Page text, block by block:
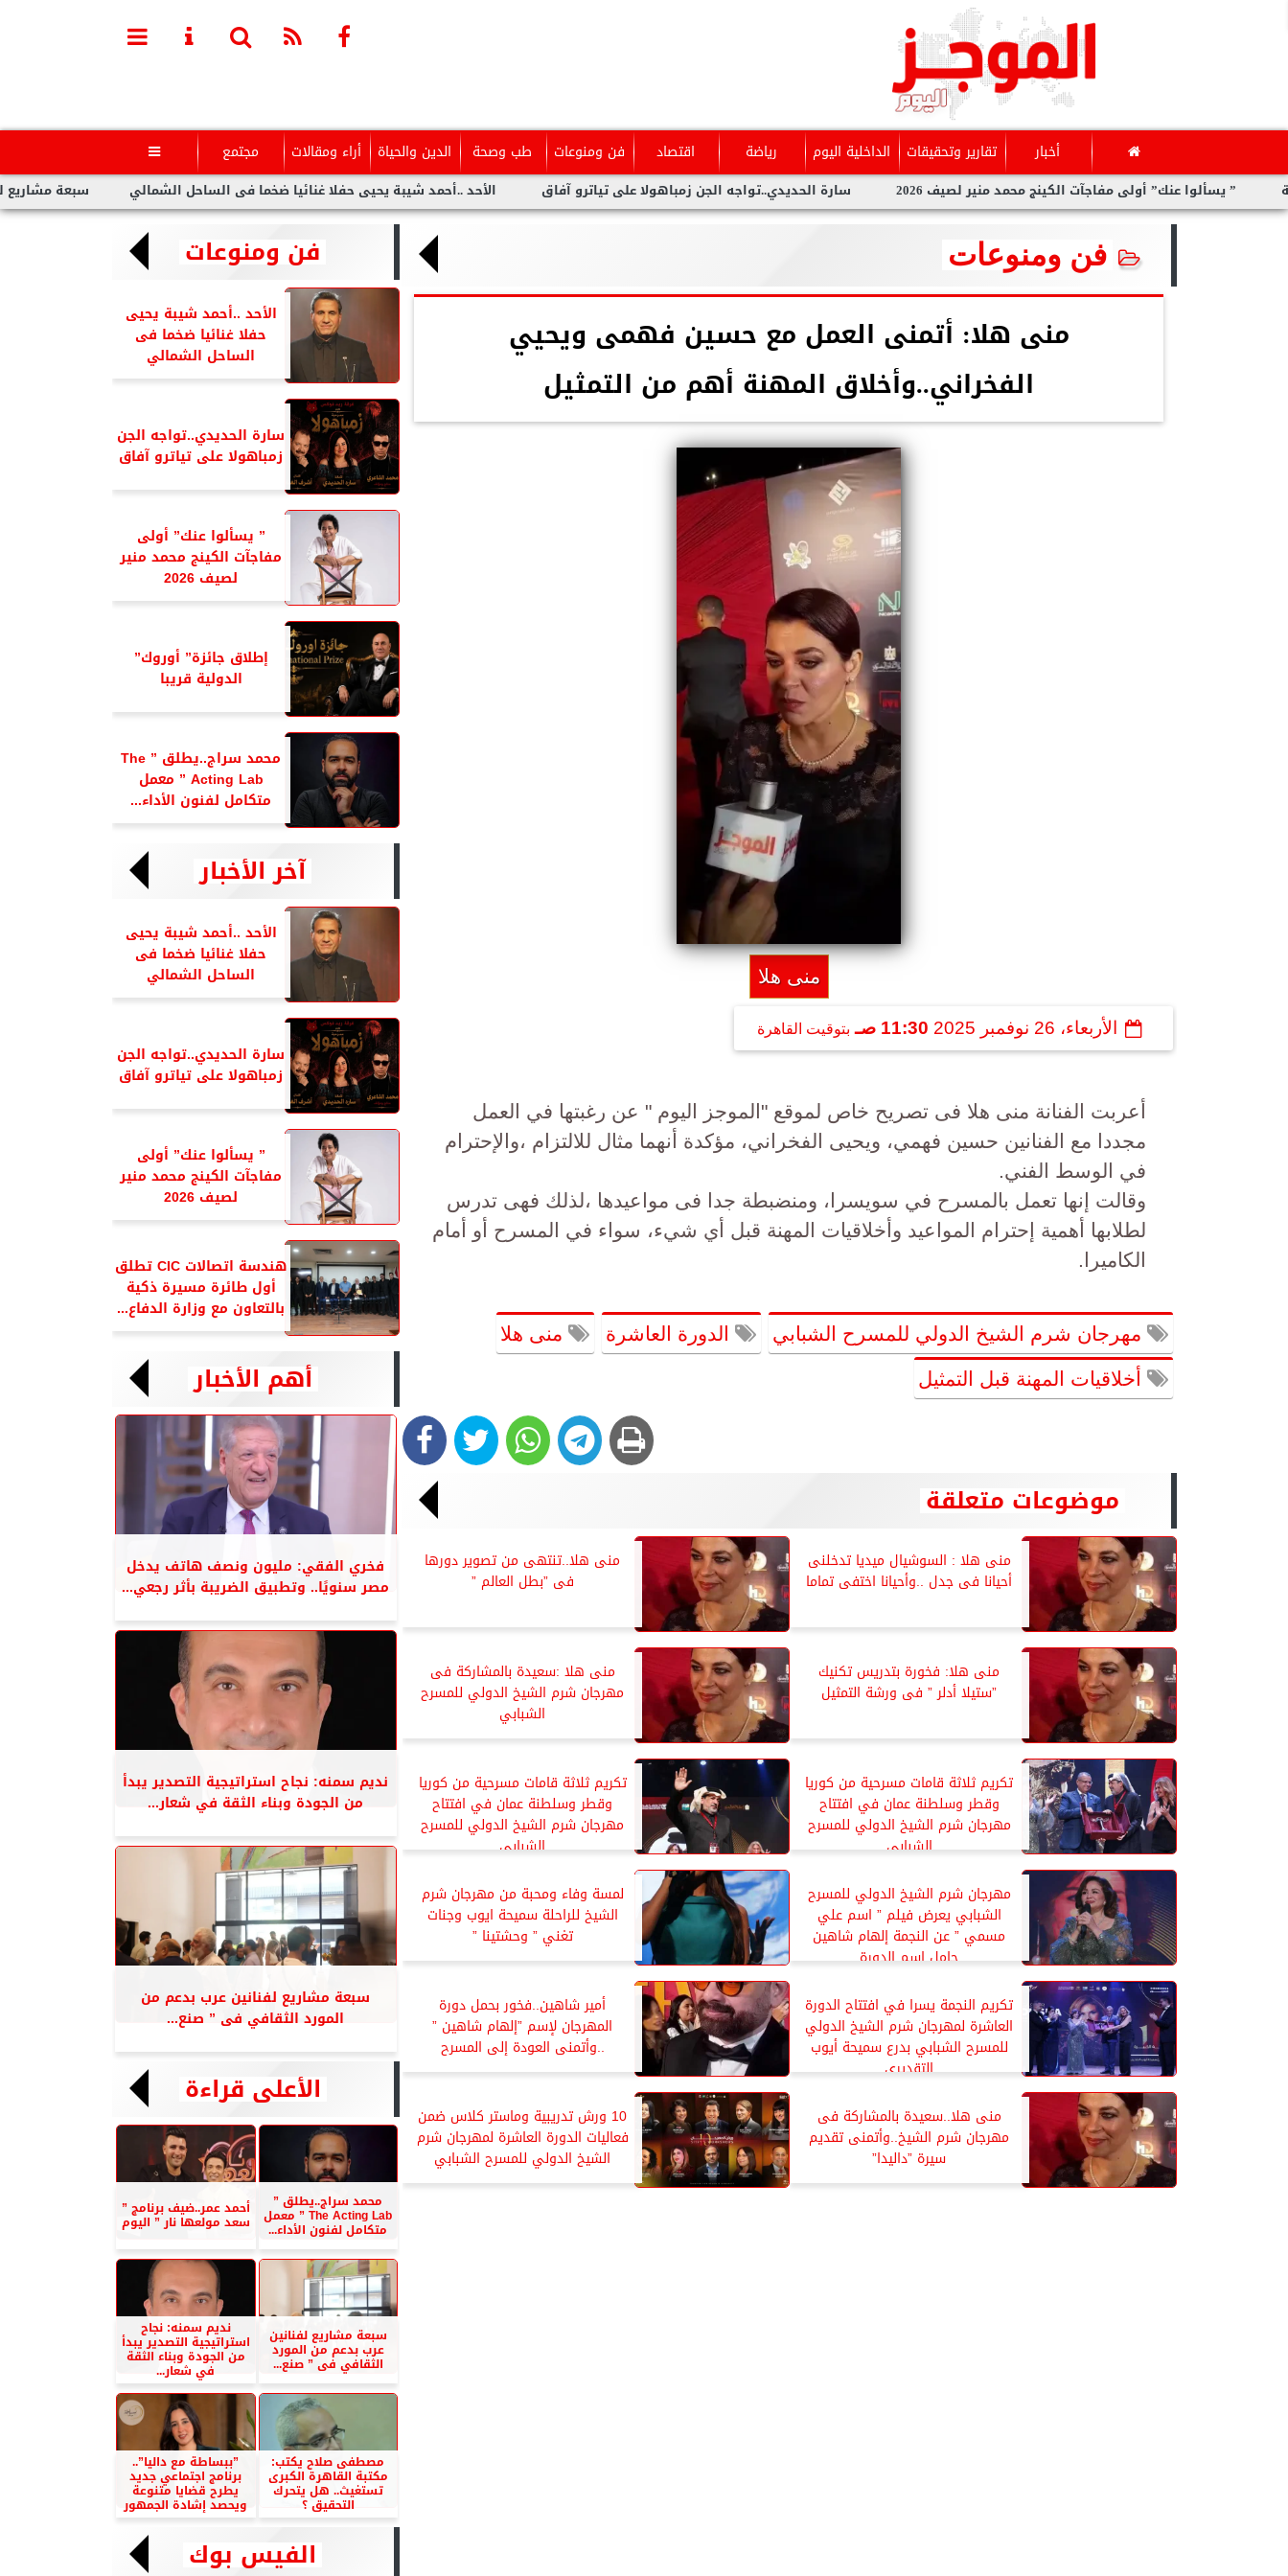
أخبار تقارير وتحقيقات الداخلية اليوم رياضة اقتصاد فن ومنوعات طب وصحة الدين والحياة أراء ومقالات مجتمع 
سبعة مشاريع لفنانين الأحد ..أحمد شيبة يحيى حفلا غنائيا ضخما فى الساحل الشمالي سارة الحديدي..تواجه الجن زمباهولا على تياترو آفاق يسألوا عنك” أولى مفاجآت الكينج محمد منير لصيف 2026
فن ومنوعات
منى هلا: أتمنى العمل مع حسين فهمى ويحيي
الفخراني..وأخلاق المهنة أهم من التمثيل
منى هلا
الأربعاء، 26 نوفمبر 2025 11:30 صـ بتوقيت القاهرة
أعربت الفنانة منى هلا فى تصريح خاص لموقع "الموجز اليوم " عن رغبتها في العمل
مجددا مع الفنانين حسين فهمي، ويحيى الفخراني، مؤكدة أنهما مثال للالتزام ،والإحترام
في الوسط الفني.
وقالت إنها تعمل بالمسرح في سويسرا، ومنضبطة جدا فى مواعيدها ،لذلك فهى تدرس
لطلابها أهمية إحترام المواعيد وأخلاقيات المهنة قبل أي شيء، سواء في المسرح أو أمام
الكاميرا.
مهرجان شرم الشيخ الدولي للمسرح الشبابي الدورة العاشرة منى هلا
أخلاقيات المهنة قبل التمثيل
موضوعات متعلقة
منى هلا : السوشيال ميديا تدخلنى
أحيانا فى جدل ..وأحيانا اختفى تماما
منى هلا..تنتهى من تصوير دورها
فى ”بطل العالم ”
منى هلا: فخورة بتدريس تكنيك
”ستيلا أدلر ” فى ورشة التمثيل
منى هلا :سعيدة بالمشاركة فى
مهرجان شرم الشيخ الدولي للمسرح
الشبابي
تكريم ثلاثة قامات مسرحية من كوريا
وقطر وسلطنة عمان في افتتاح
مهرجان شرم الشيخ الدولي للمسرح
الشبابي
تكريم ثلاثة قامات مسرحية من كوريا
وقطر وسلطنة عمان في افتتاح
مهرجان شرم الشيخ الدولي للمسرح
الشبابي
مهرجان شرم الشيخ الدولي للمسرح
الشبابي يعرض فيلم ” اسم علي
مسمي ” عن النجمة إلهام شاهين
حامل اسم الدورة
لمسة وفاء ومحبة من مهرجان شرم
الشيخ للراحلة سميحة ايوب وجنات
تغني ” وحشتينا ”
تكريم النجمة يسرا في افتتاح الدورة
العاشرة لمهرجان شرم الشيخ الدولي
للمسرح الشبابي بدرع سميحة أيوب
التقديري
أمير شاهين..فخور بحمل دورة
المهرجان لإسم ”إلهام شاهين ”
..وأتمنى العودة إلى المسرح
منى هلا..سعيدة بالمشاركة فى
مهرجان شرم الشيخ..وأتمنى تقديم
سيرة ”داليدا”
10 ورش تدريبية وماستر كلاس ضمن
فعاليات الدورة العاشرة لمهرجان شرم
الشيخ الدولي للمسرح الشبابي
فن ومنوعات
الأحد ..أحمد شيبة يحيى
حفلا غنائيا ضخما فى
الساحل الشمالي
سارة الحديدي..تواجه الجن
زمباهولا على تياترو آفاق
” يسألوا عنك” أولى
مفاجآت الكينج محمد منير
لصيف 2026
إطلاق جائزة” أوروك”
الدولية قريبا
محمد سراج..يطلق ” The
Acting Lab ” معمل
متكامل لفنون الأداء...
آخر الأخبار
الأحد ..أحمد شيبة يحيى
حفلا غنائيا ضخما فى
الساحل الشمالي
سارة الحديدي..تواجه الجن
زمباهولا على تياترو آفاق
” يسألوا عنك” أولى
مفاجآت الكينج محمد منير
لصيف 2026
هندسة اتصالات CIC تطلق
أول طائرة مسيرة ذكية
بالتعاون مع وزارة الدفاع...
أهم الأخبار
فخري الفقي: مليون ونصف هاتف يدخل
مصر سنويًا.. وتطبيق الضريبة بأثر رجعي...
نديم سمنه: نجاح استراتيجية التصدير يبدأ
من الجودة وبناء الثقة في شعار...
سبعة مشاريع لفنانين عرب بدعم من
المورد الثقافي فى ” صنع...
الأعلى قراءة
محمد سراج..يطلق ”
The Acting Lab ” معمل
متكامل لفنون الأداء...
أحمد عمر..ضيف برنامج ”
سعد مولعها نار ” اليوم
سبعة مشاريع لفنانين
عرب بدعم من المورد
الثقافي فى ” صنع...
نديم سمنه: نجاح
استراتيجية التصدير يبدأ
من الجودة وبناء الثقة
في شعار...
مصطفى صلاح يكتب:
مكتبة القاهرة الكبرى
تستغيث.. هل يتحرك
التحقيق ؟
”ببساطة مع داليا”..
برنامج اجتماعي جديد
يطرح قضايا متنوعة
ويحصد إشادة الجمهور
الفيس بوك